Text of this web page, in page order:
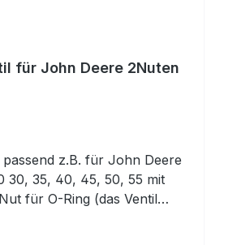
für John Deere 2Nuten
passend z.B. für John Deere
30, 35, 40, 45, 50, 55 mit
für O-Ring (das Ventil